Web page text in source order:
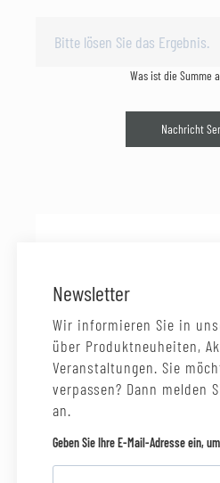
Was ist die Summe
Nachricht
Newsletter
Wir informieren Sie in
über Produktneuheiten,
Veranstaltungen. Sie
verpassen? Dann melden
an.
Geben Sie Ihre E-Mail-Adresse ein,